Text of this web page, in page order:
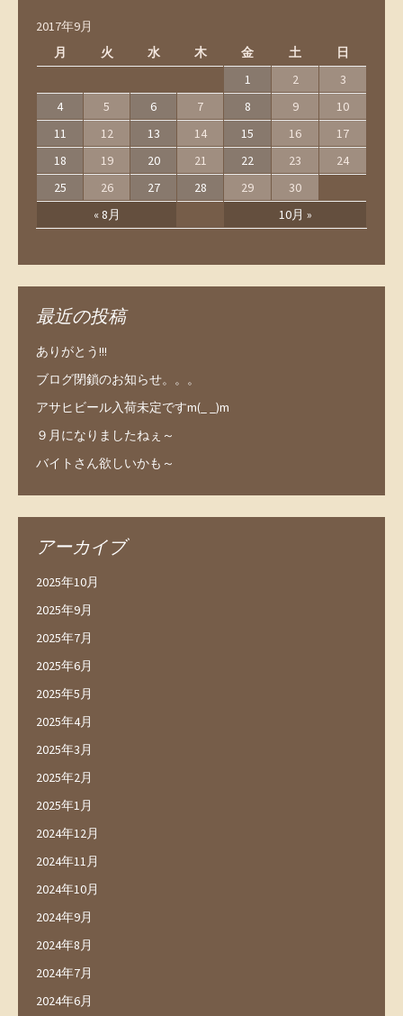
2017年9月
月
火 水 木 金 土 日
« 8月 10月 »
1 2
3
4
5 6 7 8 9
10
11
12 13 14 15 16
17
18
19 20 21 22 23
24
25
26 27 28 29 30
最近の投稿
ありがとう!!!
ブログ閉鎖のお知らせ。。。
アサヒビール入荷未定ですm(_ _)m
９月になりましたねぇ～
バイトさん欲しいかも～
アーカイブ
2025年10月
2025年9月
2025年7月
2025年6月
2025年5月
2025年4月
2025年3月
2025年2月
2025年1月
2024年12月
2024年11月
2024年10月
2024年9月
2024年8月
2024年7月
2024年6月